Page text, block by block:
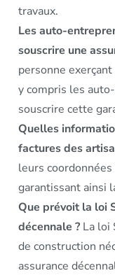
travaux.
Les auto-
souscrire une
personne
y compris les
souscrire cette
Quelles
factures des
leurs coordonnées
garantissant ainsi
Que prévoit la loi
décennale ? La loi
de construction
assurance